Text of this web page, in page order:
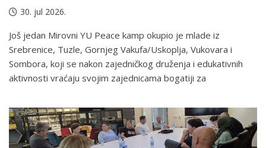
30. jul 2026.
Još jedan Mirovni YU Peace kamp okupio je mlade iz
Srebrenice, Tuzle, Gornjeg Vakufa/Uskoplja, Vukovara i
Sombora, koji se nakon zajedničkog druženja i edukativnih
aktivnosti vraćaju svojim zajednicama bogatiji za